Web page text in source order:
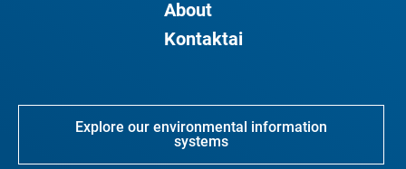
About
Kontaktai
Explore our environmental information
systems